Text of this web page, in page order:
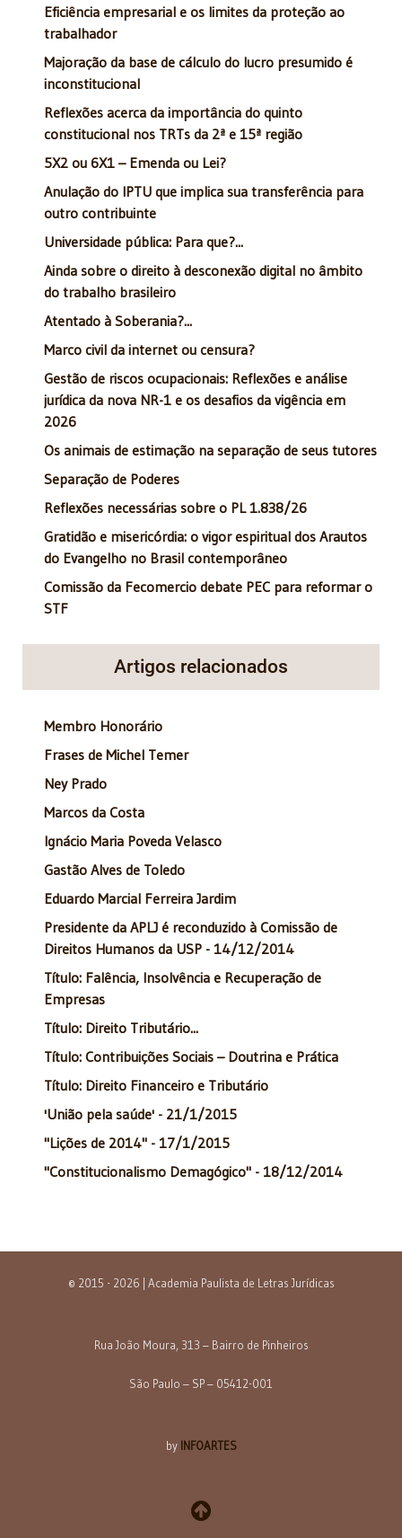
Eficiência empresarial e os limites da proteção ao
trabalhador
Majoração da base de cálculo do lucro presumido é
inconstitucional
Reflexões acerca da importância do quinto
constitucional nos TRTs da 2ª e 15ª região
5X2 ou 6X1 – Emenda ou Lei?
Anulação do IPTU que implica sua transferência para
outro contribuinte
Universidade pública: Para que?...
Ainda sobre o direito à desconexão digital no âmbito
do trabalho brasileiro
Atentado à Soberania?...
Marco civil da internet ou censura?
Gestão de riscos ocupacionais: Reflexões e análise
jurídica da nova NR-1 e os desafios da vigência em
2026
Os animais de estimação na separação de seus tutores
Separação de Poderes
Reflexões necessárias sobre o PL 1.838/26
Gratidão e misericórdia: o vigor espiritual dos Arautos
do Evangelho no Brasil contemporâneo
Comissão da Fecomercio debate PEC para reformar o
STF
Artigos relacionados
Membro Honorário
Frases de Michel Temer
Ney Prado
Marcos da Costa
Ignácio Maria Poveda Velasco
Gastão Alves de Toledo
Eduardo Marcial Ferreira Jardim
Presidente da APLJ é reconduzido à Comissão de
Direitos Humanos da USP - 14/12/2014
Título: Falência, Insolvência e Recuperação de
Empresas
Título: Direito Tributário...
Título: Contribuições Sociais – Doutrina e Prática
Título: Direito Financeiro e Tributário
'União pela saúde' - 21/1/2015
"Lições de 2014" - 17/1/2015
"Constitucionalismo Demagógico" - 18/12/2014
© 2015 - 2026 | Academia Paulista de Letras Jurídicas
Rua João Moura, 313 – Bairro de Pinheiros
São Paulo – SP – 05412-001
by INFOARTES